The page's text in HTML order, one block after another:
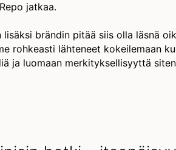
jatkaa.
brändin pitää siis olla läsnä
rohkeasti lähteneet kokeilemaan
ja luomaan merkityksellisyyttä